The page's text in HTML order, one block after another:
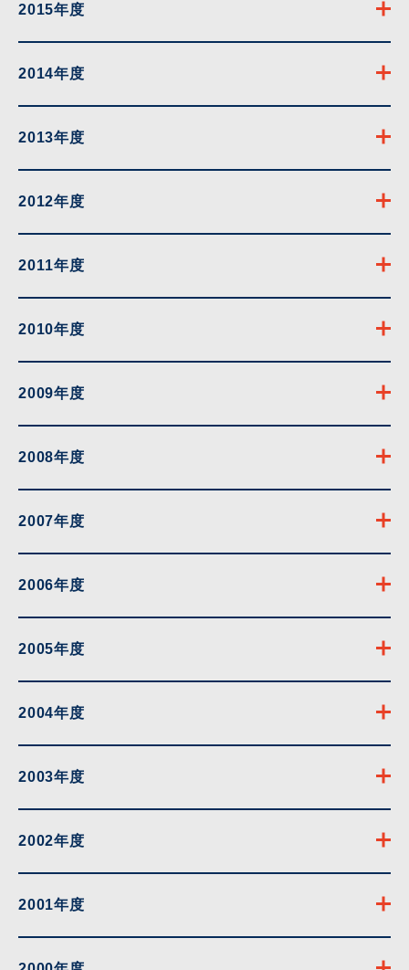
2015年度
2014年度
2013年度
2012年度
2011年度
2010年度
2009年度
2008年度
2007年度
2006年度
2005年度
2004年度
2003年度
2002年度
2001年度